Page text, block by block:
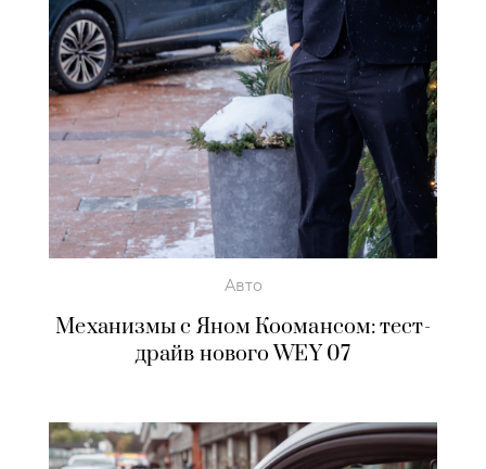
Авто
Механизмы с Яном Коомансом: тест-
драйв нового WEY 07